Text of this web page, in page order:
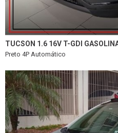
TUCSON 1.6 16V T-GDI
Preto 4P Automático